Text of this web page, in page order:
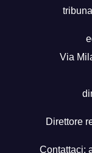
Via
Direttore
Contattaci: